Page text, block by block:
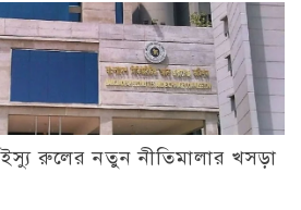
রুলের নতুন নীতিমালার খসড়া